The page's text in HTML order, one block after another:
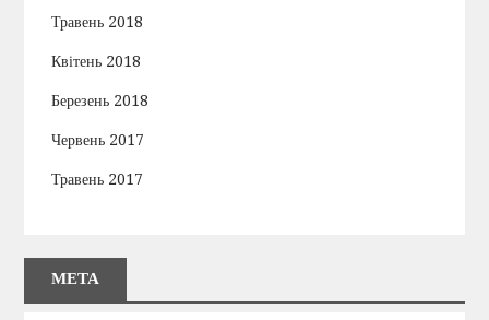
Травень 2018
Квітень 2018
Березень 2018
Червень 2017
Травень 2017
МЕТА